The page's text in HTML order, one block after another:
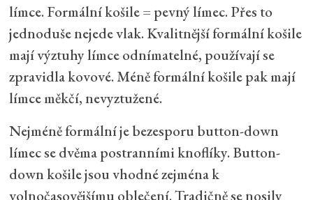
límce. Formální košile = pevný límec. Přes to
jednoduše nejede vlak. Kvalitnější formální košile
mají výztuhy límce odnímatelné, používají se
zpravidla kovové. Méně formální košile pak mají
límce měkčí, nevyztužené.
Nejméně formální je bezesporu button-down
límec se dvěma postranními knoflíky. Button-
down košile jsou vhodné zejména k
volnočasovějšímu oblečení. Tradičně se nosily